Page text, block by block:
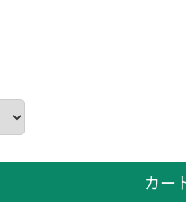
カー